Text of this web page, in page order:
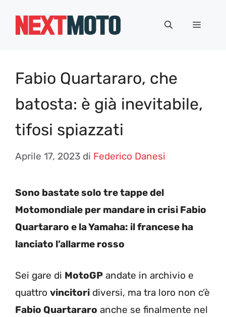
Menu
Fabio Quartararo, che
batosta: è già inevitabile,
tifosi spiazzati
Aprile 17, 2023 di Federico Danesi
Sono bastate solo tre tappe del
Motomondiale per mandare in crisi Fabio
Quartararo e la Yamaha: il francese ha
lanciato l’allarme rosso
Sei gare di MotoGP andate in archivio e
quattro vincitori diversi, ma tra loro non c’è
Fabio Quartararo anche se finalmente nel